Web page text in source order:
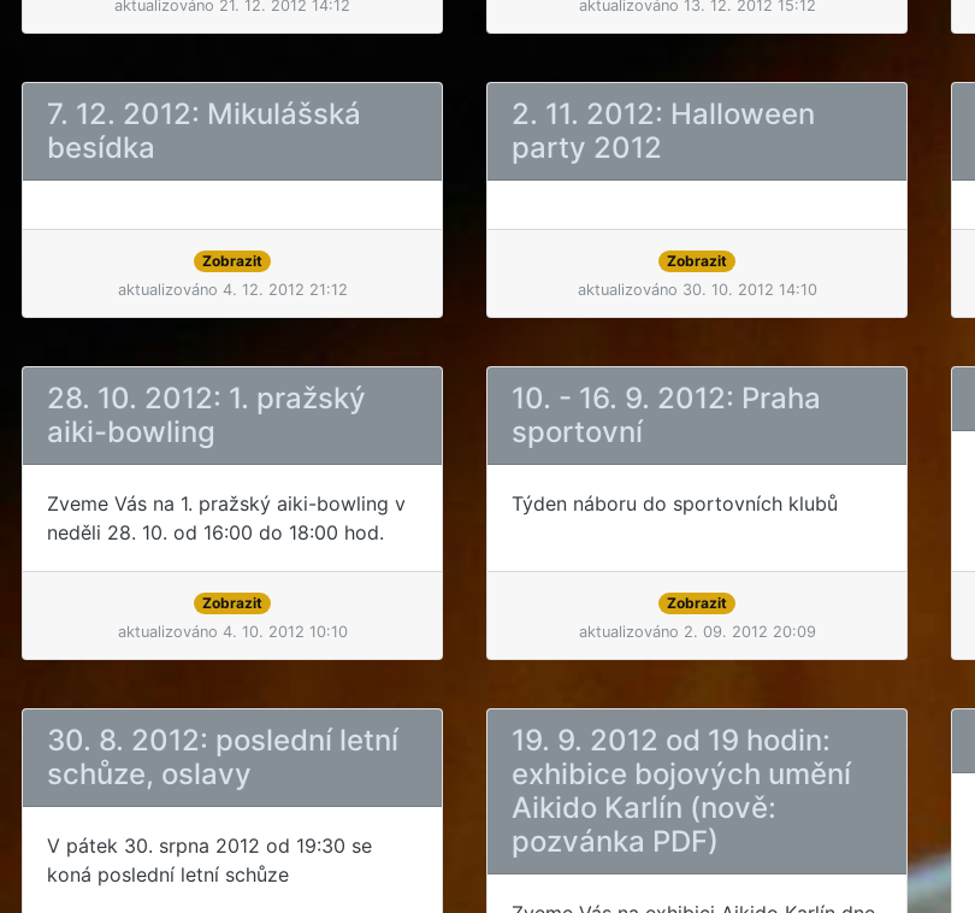
aktualizováno 21. 12. 2012 14:12
aktualizováno 13. 12. 2012 15:12
7. 12. 2012: Mikulášská
besídka
Zobrazit
aktualizováno 4. 12. 2012 21:12
2. 11. 2012: Halloween
party 2012
Zobrazit
aktualizováno 30. 10. 2012 14:10
28. 10. 2012: 1. pražský
aiki-bowling
Zveme Vás na 1. pražský aiki-bowling v
neděli 28. 10. od 16:00 do 18:00 hod.
Zobrazit
aktualizováno 4. 10. 2012 10:10
10. - 16. 9. 2012: Praha
sportovní
Týden náboru do sportovních klubů
Zobrazit
aktualizováno 2. 09. 2012 20:09
30. 8. 2012: poslední letní
schůze, oslavy
V pátek 30. srpna 2012 od 19:30 se
koná poslední letní schůze
19. 9. 2012 od 19 hodin:
exhibice bojových umění
Aikido Karlín (nově:
pozvánka PDF)